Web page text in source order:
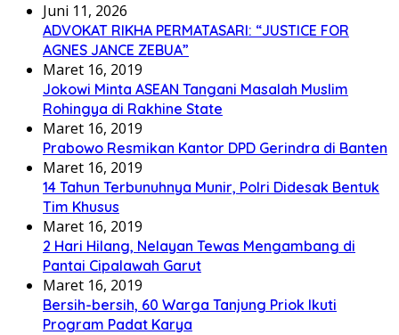
Juni 11, 2026
ADVOKAT RIKHA PERMATASARI: “JUSTICE FOR
AGNES JANCE ZEBUA”
Maret 16, 2019
Jokowi Minta ASEAN Tangani Masalah Muslim
Rohingya di Rakhine State
Maret 16, 2019
Prabowo Resmikan Kantor DPD Gerindra di Banten
Maret 16, 2019
14 Tahun Terbunuhnya Munir, Polri Didesak Bentuk
Tim Khusus
Maret 16, 2019
2 Hari Hilang, Nelayan Tewas Mengambang di
Pantai Cipalawah Garut
Maret 16, 2019
Bersih-bersih, 60 Warga Tanjung Priok Ikuti
Program Padat Karya